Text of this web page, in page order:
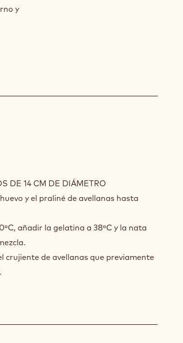
y
DE 14 CM DE DIÁMETRO
y el praliné de avellanas hasta
añadir la gelatina a 38ºC y la nata
crujiente de avellanas que previamente